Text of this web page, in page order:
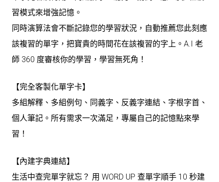
習模式來增強記憶。
同時演算法會不斷記錄您的學習狀況，自動推薦您此刻應
該複習的單字，把寶貴的時間花在該複習的字上。A.I 老
師 360 度審核你的學習，學習無死角！
【完全客製化單字卡】
多組解釋、多組例句、同義字、反義字連結、字根字首、
個人筆記。所有需求一次滿足，專屬自己的記憶點來學
習！
【內建字典連結】
生活中查完單字就忘？ 用 WORD UP 查單字順手 10 秒建